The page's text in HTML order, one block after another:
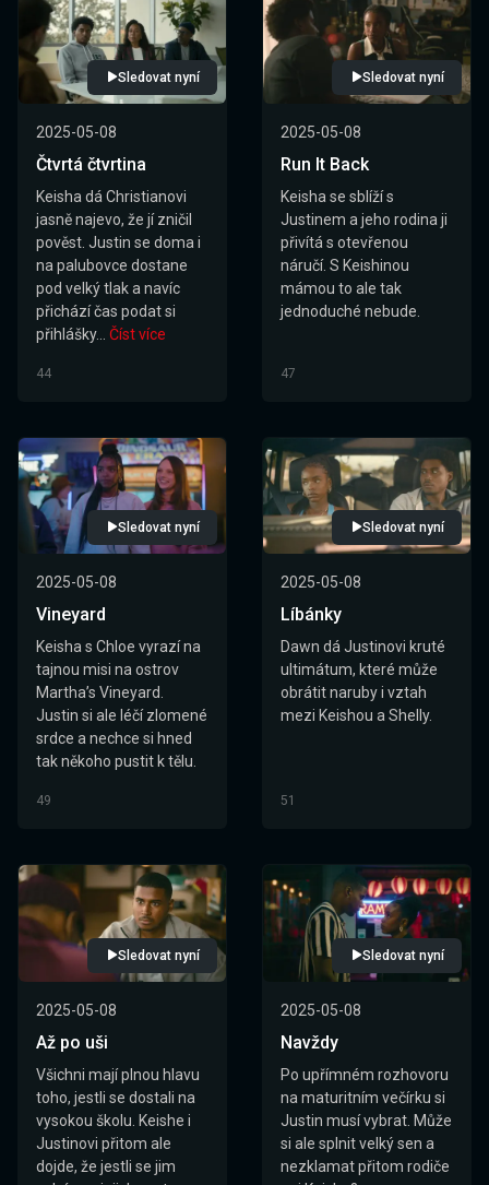
Sledovat nyní
2025-05-08
Čtvrtá čtvrtina
Keisha dá Christianovi
jasně najevo, že jí zničil
pověst. Justin se doma i
na palubovce dostane
pod velký tlak a navíc
přichází čas podat si
přihlášky...
Číst více
44
Sledovat nyní
2025-05-08
Run It Back
Keisha se sblíží s
Justinem a jeho rodina ji
přivítá s otevřenou
náručí. S Keishinou
mámou to ale tak
jednoduché nebude.
47
Sledovat nyní
2025-05-08
Vineyard
Keisha s Chloe vyrazí na
tajnou misi na ostrov
Martha’s Vineyard.
Justin si ale léčí zlomené
srdce a nechce si hned
tak někoho pustit k tělu.
49
Sledovat nyní
2025-05-08
Líbánky
Dawn dá Justinovi kruté
ultimátum, které může
obrátit naruby i vztah
mezi Keishou a Shelly.
51
Sledovat nyní
2025-05-08
Až po uši
Všichni mají plnou hlavu
toho, jestli se dostali na
vysokou školu. Keishe i
Justinovi přitom ale
dojde, že jestli se jim
Sledovat nyní
2025-05-08
Navždy
Po upřímném rozhovoru
na maturitním večírku si
Justin musí vybrat. Může
si ale splnit velký sen a
nezklamat přitom rodiče